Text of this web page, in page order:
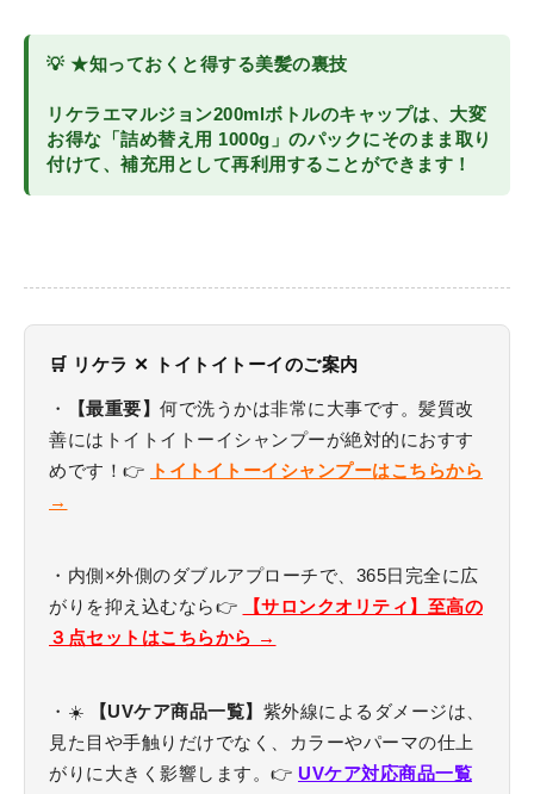
💡 ★知っておくと得する美髪の裏技
リケラエマルジョン200mlボトルのキャップは、大変
お得な「詰め替え用 1000g」のパックにそのまま取り
付けて、補充用として再利用することができます！
🛒 リケラ ✕ トイトイトーイのご案内
・ 【最重要】 何で洗うかは非常に大事です。髪質改
善にはトイトイトーイシャンプーが絶対的におすす
めです！👉
トイトイトーイシャンプーはこちらから
→
・内側×外側のダブルアプローチで、365日完全に広
がりを抑え込むなら👉
【サロンクオリティ】至高の
３点セットはこちらから →
・☀️ 【UVケア商品一覧】 紫外線によるダメージは、
見た目や手触りだけでなく、カラーやパーマの仕上
がりに大きく影響します。👉 UVケア対応商品一覧